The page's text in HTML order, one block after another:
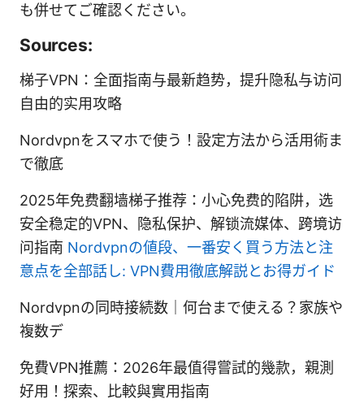
も併せてご確認ください。
Sources:
梯子VPN：全面指南与最新趋势，提升隐私与访问
自由的实用攻略
Nordvpnをスマホで使う！設定方法から活用術ま
で徹底
2025年免费翻墙梯子推荐：小心免费的陷阱，选
安全稳定的VPN、隐私保护、解锁流媒体、跨境访
问指南 Nordvpnの値段、一番安く買う方法と注
意点を全部話し: VPN費用徹底解説とお得ガイド
Nordvpnの同時接続数｜何台まで使える？家族や
複数デ
免費VPN推薦：2026年最值得嘗試的幾款，親測
好用！探索、比較與實用指南